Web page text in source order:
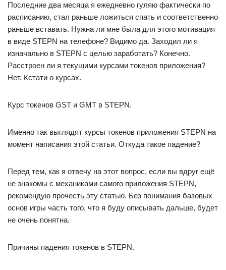
Последние два месяца я ежедневно гуляю фактически по
расписанию, стал раньше ложиться спать и соответственно
раньше вставать. Нужна ли мне была для этого мотивация
в виде STEPN на телефоне? Видимо да. Заходил ли я
изначально в STEPN с целью заработать? Конечно.
Расстроен ли я текущими курсами токенов приложения?
Нет. Кстати о курсах.
Курс токенов GST и GMT в STEPN.
Именно так выглядят курсы токенов приложения STEPN на
момент написания этой статьи. Откуда такое падение?
Перед тем, как я отвечу на этот вопрос, если вы вдруг ещё
не знакомы с механиками самого приложения STEPN,
рекомендую прочесть эту статью. Без понимания базовых
основ игры часть того, что я буду описывать дальше, будет
не очень понятна.
Причины падения токенов в STEPN.